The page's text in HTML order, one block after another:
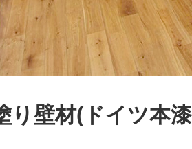
り壁材(ドイツ本